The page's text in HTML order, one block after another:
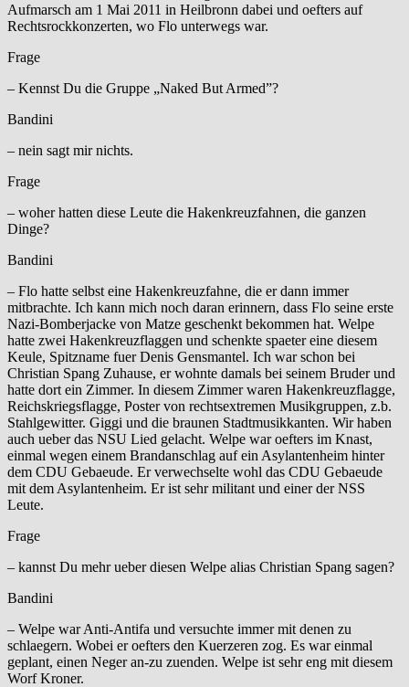
Aufmarsch am 1 Mai 2011 in Heilbronn dabei und oefters auf
Rechtsrockkonzerten, wo Flo unterwegs war.
Frage
– Kennst Du die Gruppe „Naked But Armed”?
Bandini
– nein sagt mir nichts.
Frage
– woher hatten diese Leute die Hakenkreuzfahnen, die ganzen
Dinge?
Bandini
– Flo hatte selbst eine Hakenkreuzfahne, die er dann immer
mitbrachte. Ich kann mich noch daran erinnern, dass Flo seine erste
Nazi-Bomberjacke von Matze geschenkt bekommen hat. Welpe
hatte zwei Hakenkreuzflaggen und schenkte spaeter eine diesem
Keule, Spitzname fuer Denis Gensmantel. Ich war schon bei
Christian Spang Zuhause, er wohnte damals bei seinem Bruder und
hatte dort ein Zimmer. In diesem Zimmer waren Hakenkreuzflagge,
Reichskriegsflagge, Poster von rechtsextremen Musikgruppen, z.b.
Stahlgewitter. Giggi und die braunen Stadtmusikkanten. Wir haben
auch ueber das NSU Lied gelacht. Welpe war oefters im Knast,
einmal wegen einem Brandanschlag auf ein Asylantenheim hinter
dem CDU Gebaeude. Er verwechselte wohl das CDU Gebaeude
mit dem Asylantenheim. Er ist sehr militant und einer der NSS
Leute.
Frage
– kannst Du mehr ueber diesen Welpe alias Christian Spang sagen?
Bandini
– Welpe war Anti-Antifa und versuchte immer mit denen zu
schlaegern. Wobei er oefters den Kuerzeren zog. Es war einmal
geplant, einen Neger an-zu zuenden. Welpe ist sehr eng mit diesem
Worf Kroner.